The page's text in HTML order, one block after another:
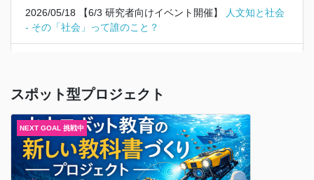
2026/05/18 【6/3 研究者向けイベント開催】
人文知と社会
- その「社会」って誰のこと？
せ）
2025/09/24 【研究者募集】10/30まで：宇宙分野でクラウ
ドファンディングにチャレンジする研究者募集！
2025/05/13 【プレスリリース】若手研究者向け研究加速プ
スポット型プロジェクト